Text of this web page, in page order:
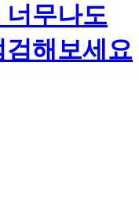
무나도
해보세요